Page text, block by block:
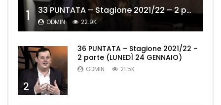
1 33 PUNTATA – Stagione 2021/22 – 2 parte (MERCOLEDÌ 19 GENNAIO)
ODMIN 22.9K
2
36 PUNTATA – Stagione 2021/22 –
2 parte (LUNEDÌ 24 GENNAIO)
ODMIN 21.5K